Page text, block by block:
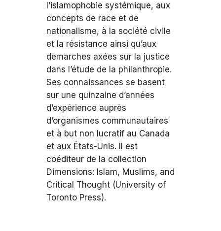
l’islamophobie systémique, aux
concepts de race et de
nationalisme, à la société civile
et la résistance ainsi qu’aux
démarches axées sur la justice
dans l’étude de la philanthropie.
Ses connaissances se basent
sur une quinzaine d’années
d’expérience auprès
d’organismes communautaires
et à but non lucratif au Canada
et aux États-Unis. Il est
coéditeur de la collection
Dimensions: Islam, Muslims, and
Critical Thought (University of
Toronto Press).